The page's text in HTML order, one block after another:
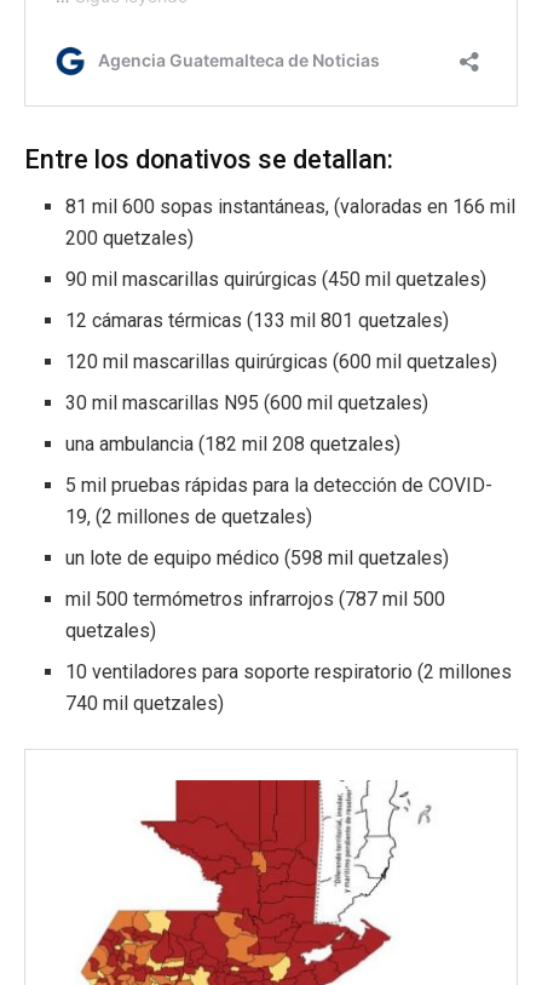
Entre los donativos se detallan:
81 mil 600 sopas instantáneas, (valoradas en 166 mil
200 quetzales)
90 mil mascarillas quirúrgicas (450 mil quetzales)
12 cámaras térmicas (133 mil 801 quetzales)
120 mil mascarillas quirúrgicas (600 mil quetzales)
30 mil mascarillas N95 (600 mil quetzales)
una ambulancia (182 mil 208 quetzales)
5 mil pruebas rápidas para la detección de COVID-
19, (2 millones de quetzales)
un lote de equipo médico (598 mil quetzales)
mil 500 termómetros infrarrojos (787 mil 500
quetzales)
10 ventiladores para soporte respiratorio (2 millones
740 mil quetzales)